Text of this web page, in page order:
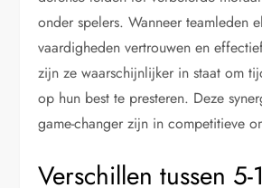
onder spelers. Wanneer teamleden
vaardigheden vertrouwen en
zijn ze waarschijnlijker in staat om
op hun best te presteren. Deze
game-changer zijn in competitieve
Verschillen tussen 5-